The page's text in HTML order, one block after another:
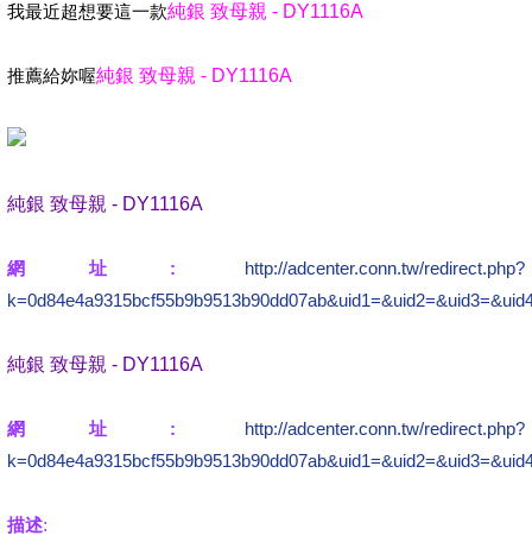
我最近超想要這一款純銀 致母親 - DY1116A
推薦給妳喔純銀 致母親 - DY1116A
純銀 致母親 - DY1116A
網址:
http://adcenter.conn.tw/redirect.php?
純銀 致母親 - DY1116A
網址:
http://adcenter.conn.tw/redirect.php?
描述: